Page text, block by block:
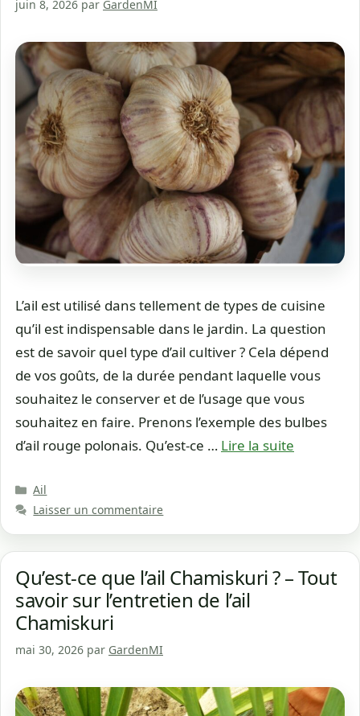
juin 8, 2026 par GardenMI
L’ail est utilisé dans tellement de types de cuisine
qu’il est indispensable dans le jardin. La question
est de savoir quel type d’ail cultiver ? Cela dépend
de vos goûts, de la durée pendant laquelle vous
souhaitez le conserver et de l’usage que vous
souhaitez en faire. Prenons l’exemple des bulbes
d’ail rouge polonais. Qu’est-ce … Lire la suite
Catégories
Ail
Laisser un commentaire
Qu’est-ce que l’ail Chamiskuri ? – Tout
savoir sur l’entretien de l’ail
Chamiskuri
mai 30, 2026 par GardenMI